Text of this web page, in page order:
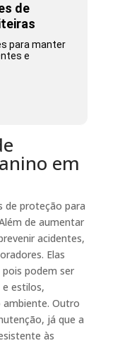
de
para manter
e
em
de proteção para
de aumentar
acidentes,
Elas
podem ser
estilos,
Outro
já que a
às